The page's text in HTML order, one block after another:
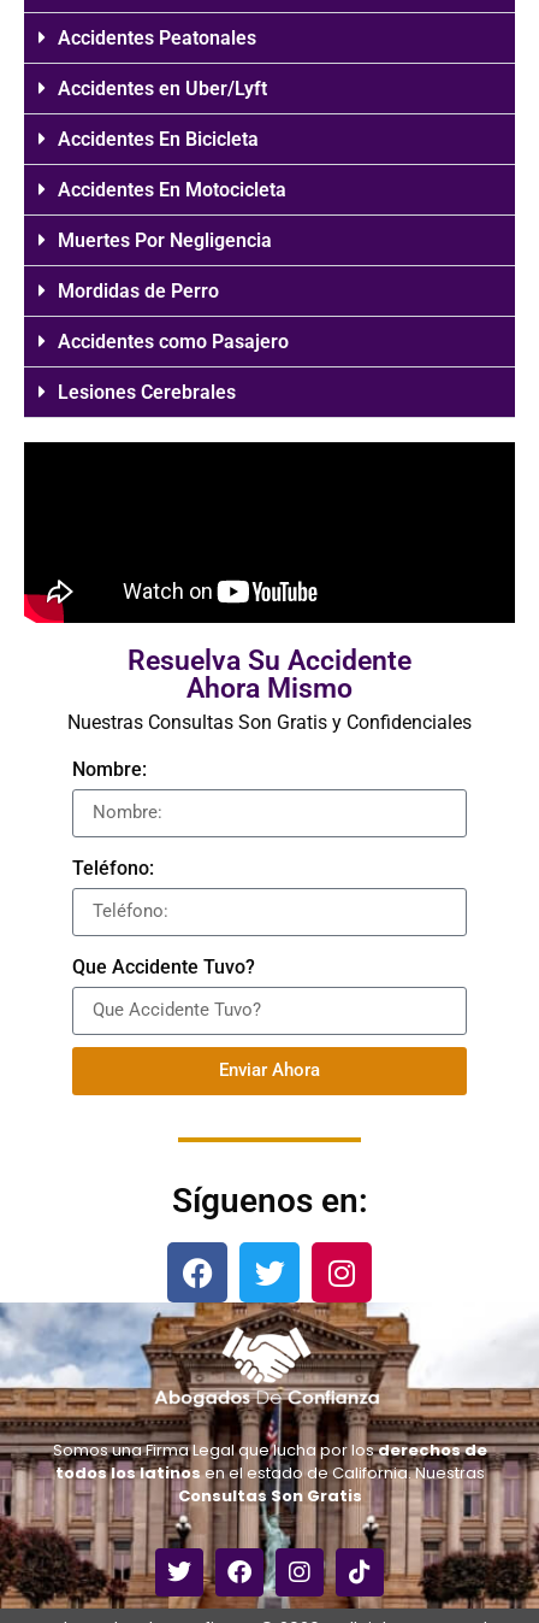
Accidentes Peatonales
Accidentes en Uber/Lyft
Accidentes En Bicicleta
Accidentes En Motocicleta
Muertes Por Negligencia
Mordidas de Perro
Accidentes como Pasajero
Lesiones Cerebrales
Resuelva Su Accidente
Ahora Mismo
Nuestras Consultas Son Gratis y Confidenciales
Nombre:
Teléfono:
Que Accidente Tuvo?
Enviar Ahora
Síguenos en:
Somos una Firma Legal que lucha por losderechos de
todos los latinosen el estado de California. Nuestras
Consultas Son Gratis